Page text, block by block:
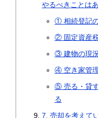
やるべきことは
① 相続登記
② 固定資産
③ 建物の現
④ 空き家管
⑤ 売る・貸
る
7. 売却を考えて